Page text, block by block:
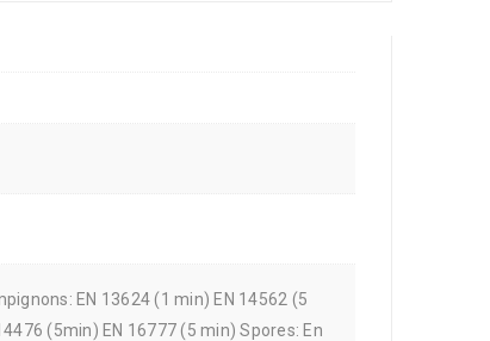
EN 13624 (1 min) EN 14562 (5
(5min) EN 16777 (5 min) Spores: En